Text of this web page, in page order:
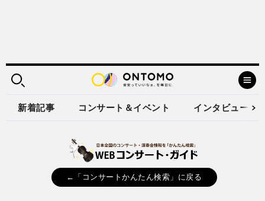
新着記事 コンサート＆イベント インタビュー
←「コンサートかんたん検索」に戻る